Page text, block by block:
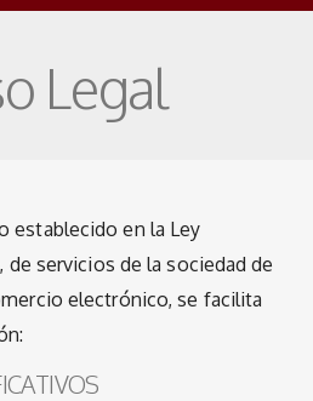
Legal
establecido en la Ley
de servicios de la sociedad de
electrónico, se facilita